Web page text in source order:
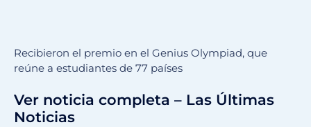
Recibieron el premio en el Genius Olympiad, que
reúne a estudiantes de 77 países
Ver noticia completa – Las Últimas
Noticias